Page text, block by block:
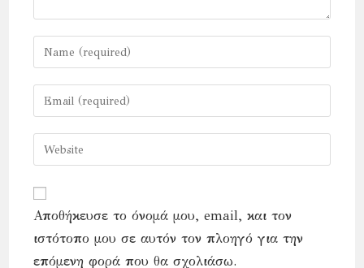
Enter
your
name
or
comment
Enter
your
email
address
comment
Enter
your
website
URL
(optional)
Αποθήκευσε το όνομά μου, email, και τον
ιστότοπο μου σε αυτόν τον πλοηγό για την
επόμενη φορά που θα σχολιάσω.